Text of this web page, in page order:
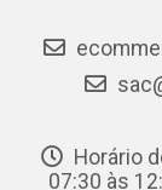
Horário
07:30 às